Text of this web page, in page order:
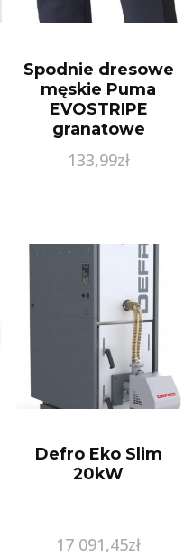
Spodnie dresowe
męskie Puma
EVOSTRIPE
granatowe
133,99zł
Defro Eko Slim
20kW
17 091,45zł